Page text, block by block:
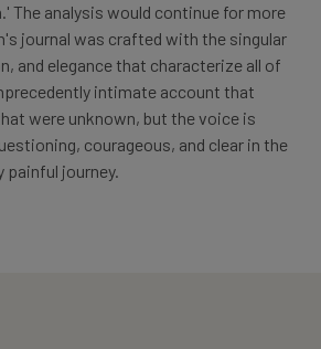
The analysis would continue for more
journal was crafted with the singular
and elegance that characterize all of
intimate account that
were unknown, but the voice is
courageous, and clear in the
painful journey.